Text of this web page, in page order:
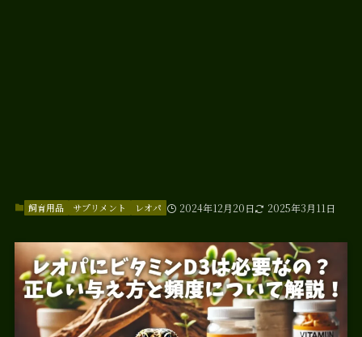
飼育用品 サプリメント レオパ 2024年12月20日 2025年3月11日